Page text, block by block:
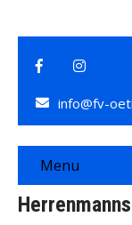
info@fv-
Menu